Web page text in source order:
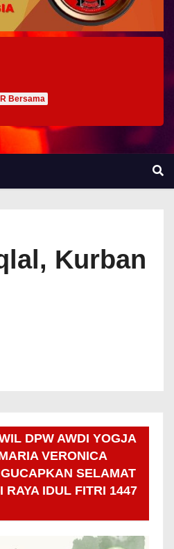
Bersama
Kurban
DPW AWDI YOGJA
VERONICA
SELAMAT
RAYA IDUL FITRI 1447